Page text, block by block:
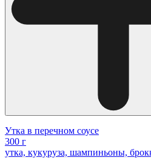
Утка в перечном соусе
300 г
утка, кукуруза, шампиньоны,